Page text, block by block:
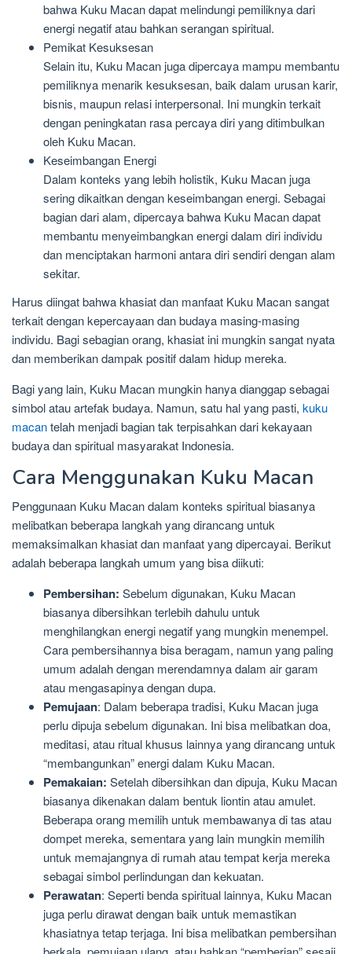
bahwa Kuku Macan dapat melindungi pemiliknya dari
energi negatif atau bahkan serangan spiritual.
Pemikat Kesuksesan
Selain itu, Kuku Macan juga dipercaya mampu membantu
pemiliknya menarik kesuksesan, baik dalam urusan karir,
bisnis, maupun relasi interpersonal. Ini mungkin terkait
dengan peningkatan rasa percaya diri yang ditimbulkan
oleh Kuku Macan.
Keseimbangan Energi
Dalam konteks yang lebih holistik, Kuku Macan juga
sering dikaitkan dengan keseimbangan energi. Sebagai
bagian dari alam, dipercaya bahwa Kuku Macan dapat
membantu menyeimbangkan energi dalam diri individu
dan menciptakan harmoni antara diri sendiri dengan alam
sekitar.
Harus diingat bahwa khasiat dan manfaat Kuku Macan sangat
terkait dengan kepercayaan dan budaya masing-masing
individu. Bagi sebagian orang, khasiat ini mungkin sangat nyata
dan memberikan dampak positif dalam hidup mereka.
Bagi yang lain, Kuku Macan mungkin hanya dianggap sebagai
simbol atau artefak budaya. Namun, satu hal yang pasti, kuku
macantelah menjadi bagian tak terpisahkan dari kekayaan
budaya dan spiritual masyarakat Indonesia.
Cara Menggunakan Kuku Macan
Penggunaan Kuku Macan dalam konteks spiritual biasanya
melibatkan beberapa langkah yang dirancang untuk
memaksimalkan khasiat dan manfaat yang dipercayai. Berikut
adalah beberapa langkah umum yang bisa diikuti:
Pembersihan: Sebelum digunakan, Kuku Macan
biasanya dibersihkan terlebih dahulu untuk
menghilangkan energi negatif yang mungkin menempel.
Cara pembersihannya bisa beragam, namun yang paling
umum adalah dengan merendamnya dalam air garam
atau mengasapinya dengan dupa.
Pemujaan: Dalam beberapa tradisi, Kuku Macan juga
perlu dipuja sebelum digunakan. Ini bisa melibatkan doa,
meditasi, atau ritual khusus lainnya yang dirancang untuk
“membangunkan” energi dalam Kuku Macan.
Pemakaian: Setelah dibersihkan dan dipuja, Kuku Macan
biasanya dikenakan dalam bentuk liontin atau amulet.
Beberapa orang memilih untuk membawanya di tas atau
dompet mereka, sementara yang lain mungkin memilih
untuk memajangnya di rumah atau tempat kerja mereka
sebagai simbol perlindungan dan kekuatan.
Perawatan: Seperti benda spiritual lainnya, Kuku Macan
juga perlu dirawat dengan baik untuk memastikan
khasiatnya tetap terjaga. Ini bisa melibatkan pembersihan